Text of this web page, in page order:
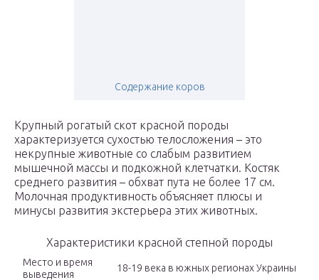
Содержание коров
Крупный рогатый скот красной породы
характеризуется сухостью телосложения – это
некрупные животные со слабым развитием
мышечной массы и подкожной клетчатки. Костяк
среднего развития – обхват пута не более 17 см.
Молочная продуктивность объясняет плюсы и
минусы развития экстерьера этих животных.
Характеристики красной степной породы
Место и время
выведения
18-19 века в южных регионах Украины